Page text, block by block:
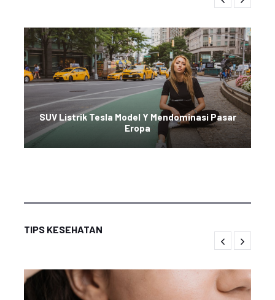
SUV Listrik Tesla Model Y Mendominasi Pasar
Eropa
TIPS KESEHATAN